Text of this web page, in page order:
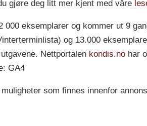
gjøre deg litt mer kjent med våre
000 eksemplarer og kommer ut 9
og 13.000
Nettportalen kondis.nohar
GA4
som finnes innenfor